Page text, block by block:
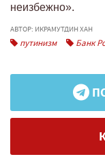
неизбежно».
АВТОР: ИКРАМУТДИН ХАН
путинизм Банк